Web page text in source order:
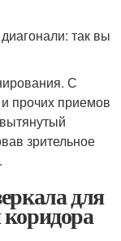
так вы
С
прочих приемов
зрительное
для